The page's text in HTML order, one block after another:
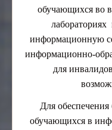
обучающихся во
лабораториях
информационную
информационно-
для
Для
обучающихся в